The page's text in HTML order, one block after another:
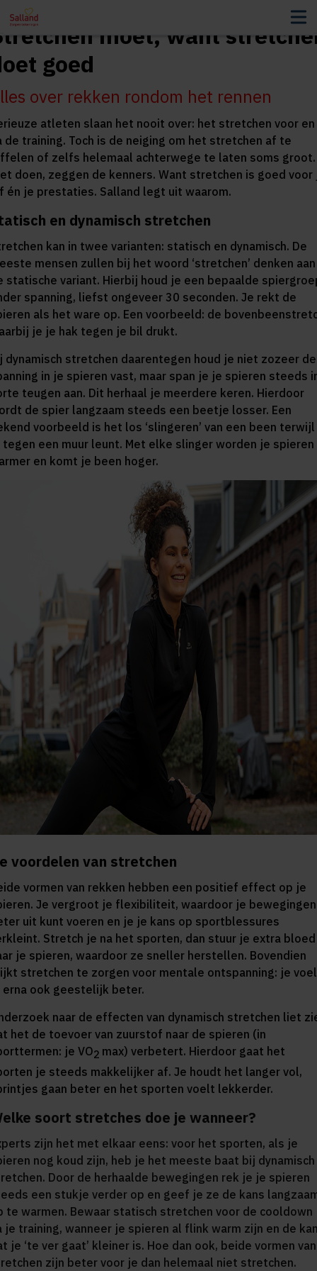
moet, want
goed
over rekken rondom het rennen
atleten slaan het nooit over: het stretchen voor en
de training. Toch is de neiging om het stretchen af te
of zelfs helemaal achterwege te laten soms groot.
doen, zeggen de kenners. Want stretchen is goed voor
én je prestaties. Salland legt uit waarom.
en dynamisch stretchen
kan in twee varianten: statisch en dynamisch. De
mensen zullen bij het woord ‘stretchen’ denken aan
statische variant. Hierbij houd je een bepaalde
spanning, liefst ongeveer 30 seconden. Je rekt de
als het ware op. Een voorbeeld: de
je je hak tegen je bil drukt.
dynamisch stretchen daarentegen houd je niet zozeer de
in je spieren vast, maar span je je spieren steeds
teugen aan. Dit herhaal je meerdere keren. Hierdoor
de spier langzaam steeds een beetje losser. Een
voorbeeld is het los ‘slingeren’ van een been terwijl
een muur leunt. Met elke slinger worden je spieren
en komt je been hoger.
voordelen van stretchen
vormen van rekken hebben een positief effect op je
Je vergroot je flexibiliteit, waardoor je bewegingen
uit kunt voeren en je je kans op sportblessures
Stretch je na het sporten, dan stuur je extra bloed
je spieren, waardoor ze sneller herstellen. Bovendien
stretchen te zorgen voor mentale ontspanning: je
erna ook geestelijk beter.
naar de effecten van dynamisch stretchen liet
het de toevoer van zuurstof naar de spieren (in
je VO2 max) verbetert. Hierdoor gaat het
je steeds makkelijker af. Je houdt het langer vol,
gaan beter en het sporten voelt lekkerder.
soort stretches doe je wanneer?
zijn het met elkaar eens: voor het sporten, als je
nog koud zijn, heb je het meeste baat bij dynamisch
Door de herhaalde bewegingen rek je je spieren
een stukje verder op en geef je ze de kans
te warmen. Bewaar statisch stretchen voor de cooldown
je training, wanneer je spieren al flink warm zijn en de
je ‘te ver gaat’ kleiner is. Hoe dan ook, beide vormen van
zijn beter voor je dan helemaal niet stretchen.